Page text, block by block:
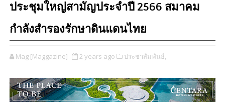
ประชุมใหญ่สามัญประจำปี​ 2566 สมาคม
กำลังสำรองรักษาดินแดนไทย
Mag [Maggazine] 2 years ago ประชาสัมพันธ์,